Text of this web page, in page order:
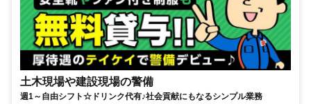
土木現場や建設現場の警備
週1～自由シフト☆ドリンク代有♪社会貢献にもなるシンプル業務